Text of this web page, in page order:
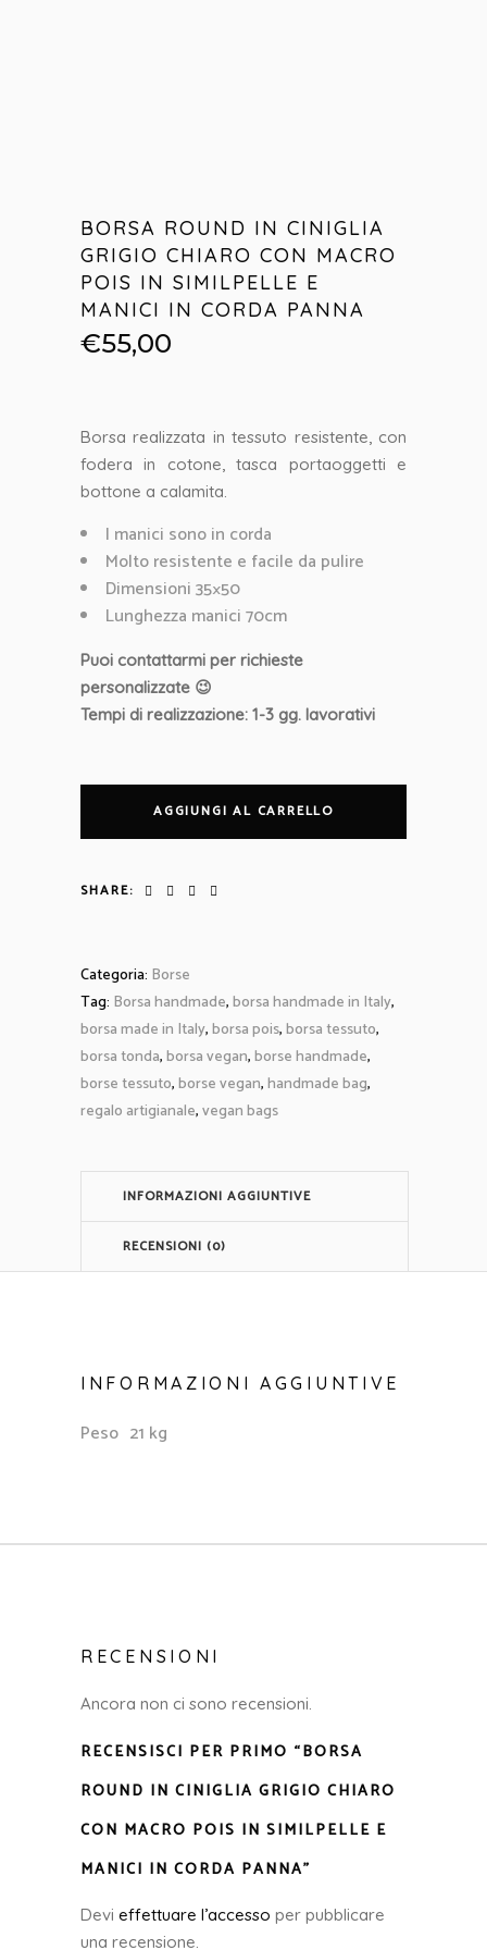
BORSA ROUND IN CINIGLIA
GRIGIO CHIARO CON MACRO
POIS IN SIMILPELLE E
MANICI IN CORDA PANNA
€55,00
Borsa realizzata in tessuto resistente, con
fodera in cotone, tasca portaoggetti e
bottone a calamita.
I manici sono in corda
Molto resistente e facile da pulire
Dimensioni 35×50
Lunghezza manici 70cm
Puoi contattarmi per richieste
personalizzate 😉
Tempi di realizzazione: 1-3 gg. lavorativi
AGGIUNGI AL CARRELLO
SHARE:
Categoria: Borse
Tag: Borsa handmade,borsa handmade in Italy,
borsa made in Italy,borsa pois,borsa tessuto,
borsa tonda,borsa vegan,borse handmade,
borse tessuto,borse vegan,handmade bag,
regalo artigianale,vegan bags
INFORMAZIONI AGGIUNTIVE
RECENSIONI (0)
INFORMAZIONI AGGIUNTIVE
Peso 21 kg
RECENSIONI
Ancora non ci sono recensioni.
RECENSISCI PER PRIMO “BORSA
ROUND IN CINIGLIA GRIGIO CHIARO
CON MACRO POIS IN SIMILPELLE E
MANICI IN CORDA PANNA”
Devi effettuare l’accesso per pubblicare
una recensione.